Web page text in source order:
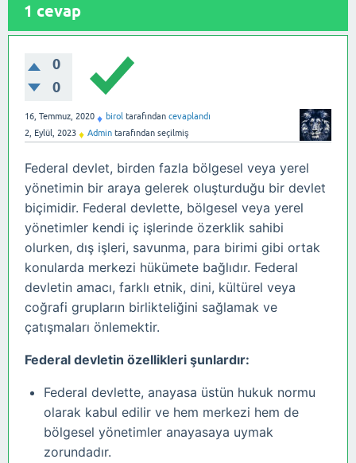
1 cevap
0
0
16, Temmuz, 2020 ♦ birol tarafından cevaplandı
2, Eylül, 2023 ♦ Admin tarafından seçilmiş
Federal devlet, birden fazla bölgesel veya yerel
yönetimin bir araya gelerek oluşturduğu bir devlet
biçimidir. Federal devlette, bölgesel veya yerel
yönetimler kendi iç işlerinde özerklik sahibi
olurken, dış işleri, savunma, para birimi gibi ortak
konularda merkezi hükümete bağlıdır. Federal
devletin amacı, farklı etnik, dini, kültürel veya
coğrafi grupların birlikteliğini sağlamak ve
çatışmaları önlemektir.
Federal devletin özellikleri şunlardır:
Federal devlette, anayasa üstün hukuk normu
olarak kabul edilir ve hem merkezi hem de
bölgesel yönetimler anayasaya uymak
zorundadır.